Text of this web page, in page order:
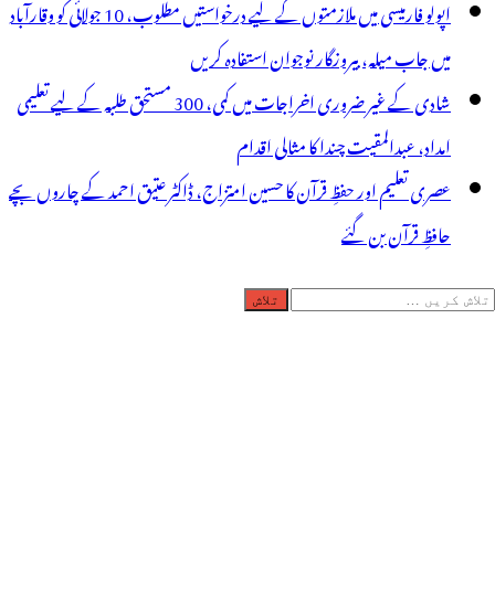
اپولو فارمیسی میں ملازمتوں کے لیے درخواستیں مطلوب، 10 جولائی کو وقارآباد
میں جاب میلہ، بیروزگار نوجوان استفادہ کریں
شادی کے غیر ضروری اخراجات میں کمی، 300 مستحق طلبہ کے لیے تعلیمی
امداد، عبدالمقیت چندا کا مثالی اقدام
عصری تعلیم اور حفظِ قرآن کا حسین امتزاج، ڈاکٹر عتیق احمد کے چاروں بچے
حافظِ قرآن بن گئے
تلاش